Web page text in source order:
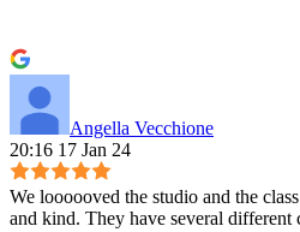
Angella Vecchione
20:16 17 Jan 24
We loooooved the studio and the
and kind. They have several different